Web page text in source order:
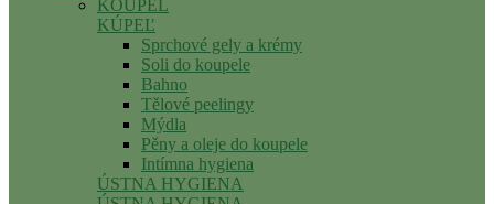
KOUPEL
KÚPEĽ
Sprchové gely a krémy
Soli do koupele
Bahno
Tělové peelingy
Mýdla
Pěny a oleje do koupele
Intímna hygiena
ÚSTNA HYGIENA